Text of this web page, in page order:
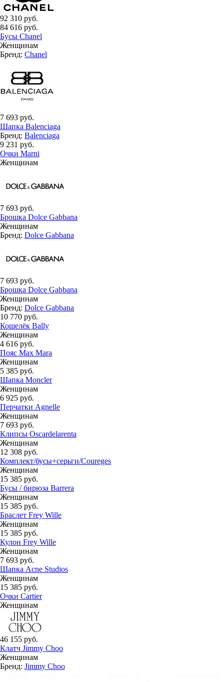
92 310 руб.
84 616 руб.
Бусы Chanel
Женщинам
Бренд: Chanel
7 693 руб.
Шапка Balenciaga
Бренд: Balenciaga
9 231 руб.
Очки Marni
Женщинам
7 693 руб.
Брошка Dolce Gabbana
Женщинам
Бренд: Dolce Gabbana
7 693 руб.
Брошка Dolce Gabbana
Женщинам
Бренд: Dolce Gabbana
10 770 руб.
Кошелёк Bally
Женщинам
4 616 руб.
Пояс Max Mara
Женщинам
5 385 руб.
Шапка Moncler
Женщинам
6 925 руб.
Перчатки Agnelle
Женщинам
7 693 руб.
Клипсы Oscardelarenta
Женщинам
12 308 руб.
Комплект/бусы+серьги/Coureges
Женщинам
15 385 руб.
Бусы / бирюза Barrera
Женщинам
15 385 руб.
Браслет Frey Wille
Женщинам
15 385 руб.
Кулон Frey Wille
Женщинам
7 693 руб.
Шапка Acne Studios
Женщинам
15 385 руб.
Очки Cartier
Женщинам
46 155 руб.
Клатч Jimmy Choo
Женщинам
Бренд: Jimmy Choo